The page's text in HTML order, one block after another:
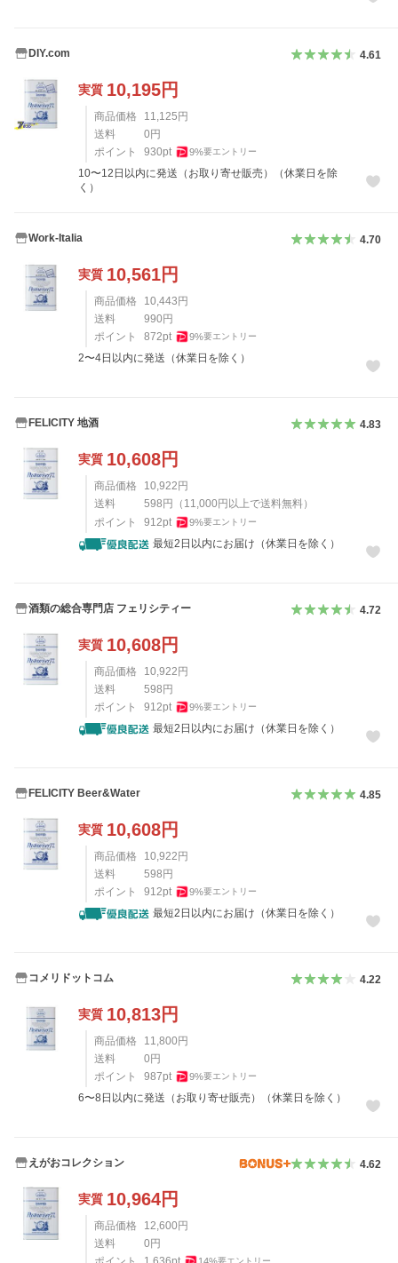
DIY.com 4.61
実質 10,195円
商品価格 11,125円
送料
0円
ポイント
930pt 9%要エントリー
10〜12日以内に発送（お取り寄せ販売）（休業日を除
く）
Work-Italia 4.70
実質 10,561円
商品価格 10,443円
送料
990円
ポイント
872pt 9%要エントリー
2〜4日以内に発送（休業日を除く）
FELICITY 地酒 4.83
実質 10,608円
商品価格 10,922円
送料
598円 （ 11,000円以上で送料無料）
ポイント
912pt 9%要エントリー
最短2日以内にお届け（休業日を除く）
酒類の総合専門店 フェリシティー 4.72
実質 10,608円
商品価格 10,922円
送料
598円
ポイント
912pt 9%要エントリー
最短2日以内にお届け（休業日を除く）
FELICITY Beer&Water 4.85
実質 10,608円
商品価格 10,922円
送料
598円
ポイント
912pt 9%要エントリー
最短2日以内にお届け（休業日を除く）
コメリドットコム 4.22
実質 10,813円
商品価格 11,800円
送料
0円
ポイント
987pt 9%要エントリー
6〜8日以内に発送（お取り寄せ販売）（休業日を除く）
えがおコレクション 4.62
実質 10,964円
商品価格 12,600円
送料
0円
14%要エントリー